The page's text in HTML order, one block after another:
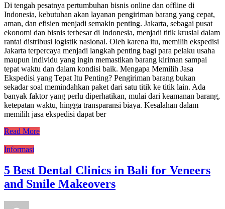
Di tengah pesatnya pertumbuhan bisnis online dan offline di
Indonesia, kebutuhan akan layanan pengiriman barang yang cepat,
aman, dan efisien menjadi semakin penting. Jakarta, sebagai pusat
ekonomi dan bisnis terbesar di Indonesia, menjadi titik krusial dalam
rantai distribusi logistik nasional. Oleh karena itu, memilih ekspedisi
Jakarta terpercaya menjadi langkah penting bagi para pelaku usaha
maupun individu yang ingin memastikan barang kiriman sampai
tepat waktu dan dalam kondisi baik. Mengapa Memilih Jasa
Ekspedisi yang Tepat Itu Penting? Pengiriman barang bukan
sekadar soal memindahkan paket dari satu titik ke titik lain. Ada
banyak faktor yang perlu diperhatikan, mulai dari keamanan barang,
ketepatan waktu, hingga transparansi biaya. Kesalahan dalam
memilih jasa ekspedisi dapat ber
Read More
Informasi
5 Best Dental Clinics in Bali for Veneers
and Smile Makeovers